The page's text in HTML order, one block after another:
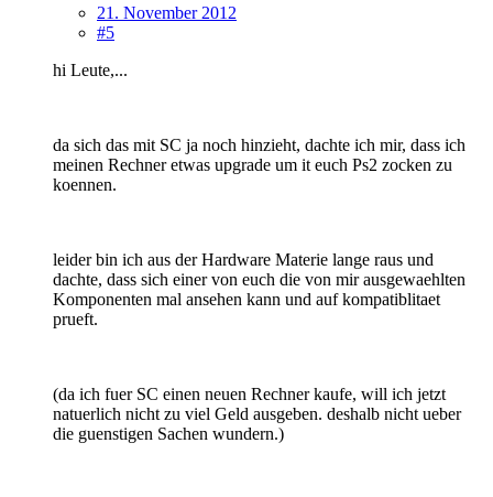
21. November 2012
#5
hi Leute,...
da sich das mit SC ja noch hinzieht, dachte ich mir, dass ich
meinen Rechner etwas upgrade um it euch Ps2 zocken zu
koennen.
leider bin ich aus der Hardware Materie lange raus und
dachte, dass sich einer von euch die von mir ausgewaehlten
Komponenten mal ansehen kann und auf kompatiblitaet
prueft.
(da ich fuer SC einen neuen Rechner kaufe, will ich jetzt
natuerlich nicht zu viel Geld ausgeben. deshalb nicht ueber
die guenstigen Sachen wundern.)